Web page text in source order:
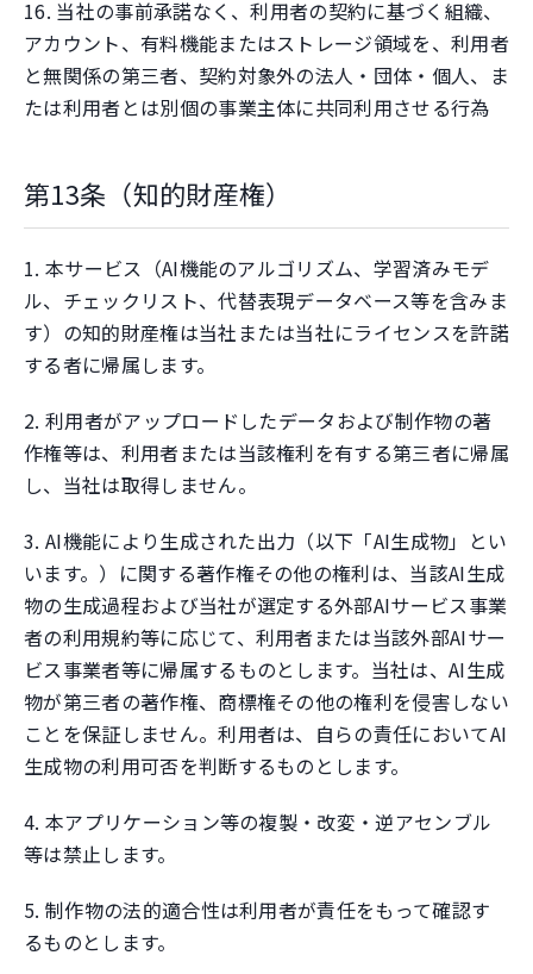
16. 当社の事前承諾なく、利用者の契約に基づく組織、
アカウント、有料機能またはストレージ領域を、利用者
と無関係の第三者、契約対象外の法人・団体・個人、ま
たは利用者とは別個の事業主体に共同利用させる行為
第13条（知的財産権）
1. 本サービス（AI機能のアルゴリズム、学習済みモデ
ル、チェックリスト、代替表現データベース等を含みま
す）の知的財産権は当社または当社にライセンスを許諾
する者に帰属します。
2. 利用者がアップロードしたデータおよび制作物の著
作権等は、利用者または当該権利を有する第三者に帰属
し、当社は取得しません。
3. AI機能により生成された出力（以下「AI生成物」とい
います。）に関する著作権その他の権利は、当該AI生成
物の生成過程および当社が選定する外部AIサービス事業
者の利用規約等に応じて、利用者または当該外部AIサー
ビス事業者等に帰属するものとします。当社は、AI生成
物が第三者の著作権、商標権その他の権利を侵害しない
ことを保証しません。利用者は、自らの責任においてAI
生成物の利用可否を判断するものとします。
4. 本アプリケーション等の複製・改変・逆アセンブル
等は禁止します。
5. 制作物の法的適合性は利用者が責任をもって確認す
るものとします。